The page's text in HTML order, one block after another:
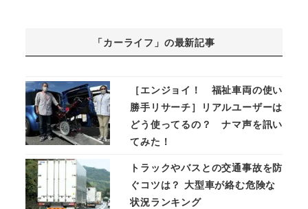
「カーライフ」の最新記事
［エンジョイ！ 福祉車両の使い
勝手リサーチ］リアルユーザーは
どう使ってるの？ ナマ声を訊い
てみた！
トラックやバスとの交通事故を防
ぐコツは？ 大型車が絡む危険な
状況ランキング